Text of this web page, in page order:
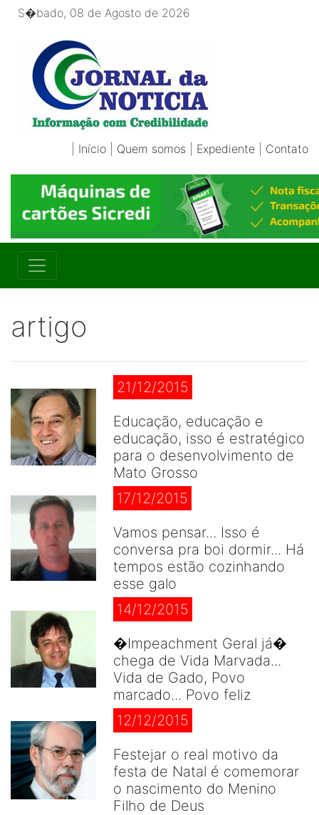
S�bado, 08 de Agosto de 2026
Início Quem somos Expediente Contato
artigo
21/12/2015
Educação, educação e
educação, isso é estratégico
para o desenvolvimento de
Mato Grosso
17/12/2015
Vamos pensar... Isso é
conversa pra boi dormir... Há
tempos estão cozinhando
esse galo
14/12/2015
�Impeachment Geral já�
chega de Vida Marvada...
Vida de Gado, Povo
marcado... Povo feliz
12/12/2015
Festejar o real motivo da
festa de Natal é comemorar
o nascimento do Menino
Filho de Deus